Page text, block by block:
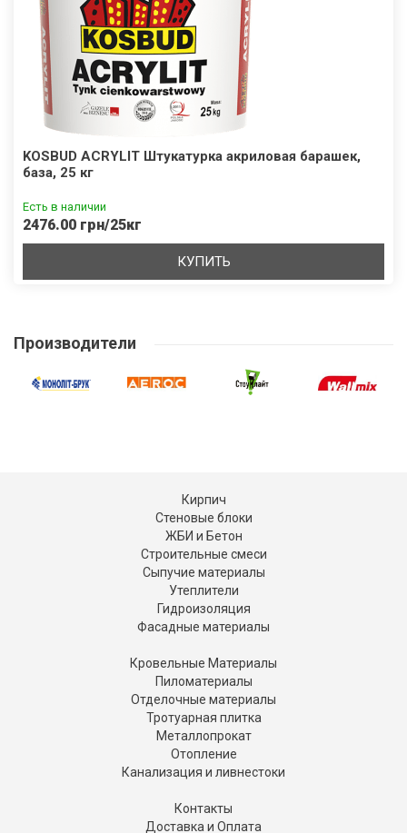
KOSBUD ACRYLIT Штукатурка акриловая барашек,
база, 25 кг
Есть в наличии
2476.00 грн/25кг
КУПИТЬ
Производители
Кирпич
Стеновые блоки
ЖБИ и Бетон
Строительные смеси
Сыпучие материалы
Утеплители
Гидроизоляция
Фасадные материалы
Кровельные Материалы
Пиломатериалы
Отделочные материалы
Тротуарная плитка
Металлопрокат
Отопление
Канализация и ливнестоки
Контакты
Доставка и Оплата